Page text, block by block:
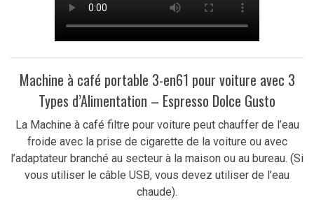
Machine à café portable 3-en61 pour voiture avec 3
Types d’Alimentation – Espresso Dolce Gusto
La Machine à café filtre pour voiture peut chauffer de l’eau
froide avec la prise de cigarette de la voiture ou avec
l’adaptateur branché au secteur à la maison ou au bureau. (Si
vous utiliser le câble USB, vous devez utiliser de l’eau
chaude).